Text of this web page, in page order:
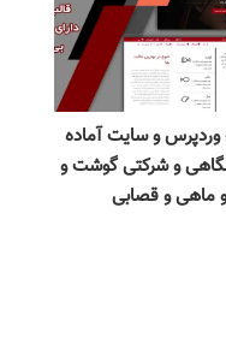
وردپرس و سایت آماده
و شرکتی گوشت و
ماهی و قصابی